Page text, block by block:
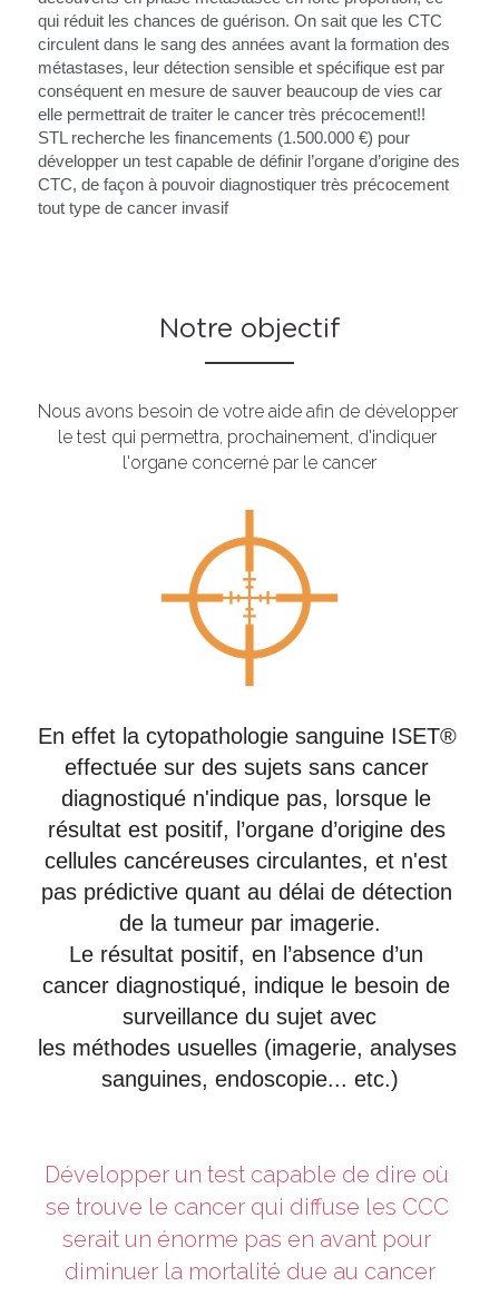
qui réduit les chances de guérison. On sait que les CTC
circulent dans le sang des années avant la formation des
métastases, leur détection sensible et spécifique est par
conséquent en mesure de sauver beaucoup de vies car
elle permettrait de traiter le cancer très précocement!!
STL recherche les financements (1.500.000 €) pour
développer un test capable de définir l’organe d’origine des
CTC, de façon à pouvoir diagnostiquer très précocement
tout type de cancer invasif
Notre objectif
Nous avons besoin de votre aide afin de développer
le test qui permettra, prochainement, d'indiquer
l'organe concerné par le cancer
En effet la cytopathologie sanguine ISET®
effectuée sur des sujets sans cancer
diagnostiqué n'indique pas, lorsque le
résultat est positif, l’organe d’origine des
cellules cancéreuses circulantes, et n'est
pas prédictive quant au délai de détection
de la tumeur par imagerie.
Le résultat positif, en l’absence d’un
cancer diagnostiqué, indique le besoin de
surveillance du sujet avec
les méthodes usuelles (imagerie, analyses
sanguines, endoscopie... etc.)
Développer un test capable de dire où
se trouve le cancer qui diffuse les CCC
serait un énorme pas en avant pour
diminuer la mortalité due au cancer